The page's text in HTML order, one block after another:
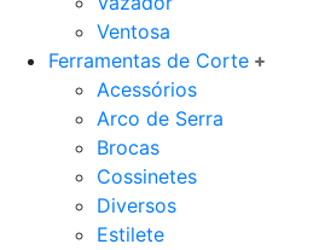
Ventosa
Ferramentas de Corte
Acessórios
Arco de Serra
Brocas
Cossinetes
Diversos
Estilete